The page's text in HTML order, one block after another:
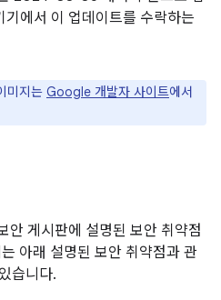
에서 이 업데이트를 수락하는
미지는 Google 개발자 사이트에서
게시판에 설명된 보안 취약점
아래 설명된 보안 취약점과 관
습니다.